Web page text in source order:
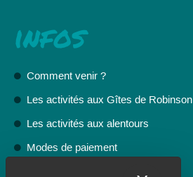
infos
Comment venir ?
Les activités aux Gîtes de Robinson
Les activités aux alentours
Modes de paiement